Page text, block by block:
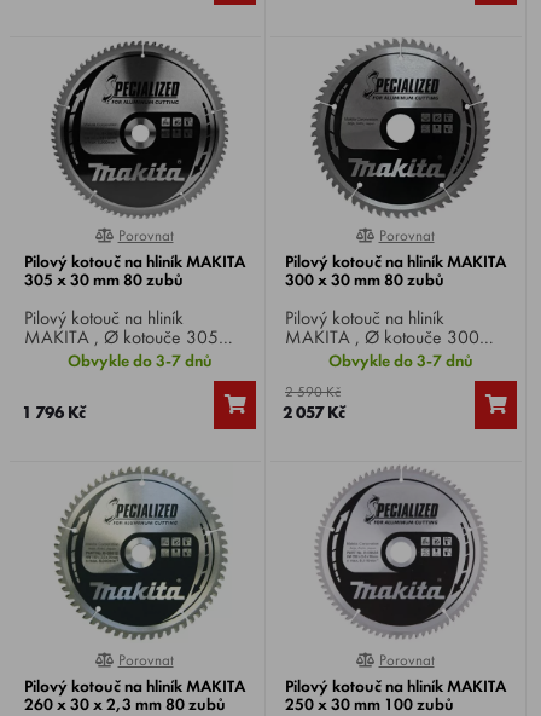
0%
Porovnat
Pilový kotouč na hliník MAKITA
305 x 30 mm 80 zubů
Pilový kotouč na hliník
MAKITA , Ø kotouče 305
mm, Ø vrtání 30 mm, 80 zubů,
pro okružní, pokosové a stolní
Obvykle do 3-7 dnů
1 796 Kč
0%
Porovnat
Pilový kotouč na hliník MAKITA
300 x 30 mm 80 zubů
Pilový kotouč na hliník
MAKITA , Ø kotouče 300
mm, Ø vrtání 30 mm, 80 zubů,
pro okružní, pokosové a stolní
pily.
Obvykle do 3-7 dnů
2 590 Kč
2 057 Kč
0%
Porovnat
Pilový kotouč na hliník MAKITA
260 x 30 x 2,3 mm 80 zubů
0%
Porovnat
Pilový kotouč na hliník MAKITA
250 x 30 mm 100 zubů